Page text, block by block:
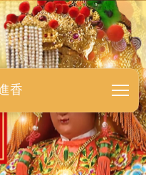
紀錄
香